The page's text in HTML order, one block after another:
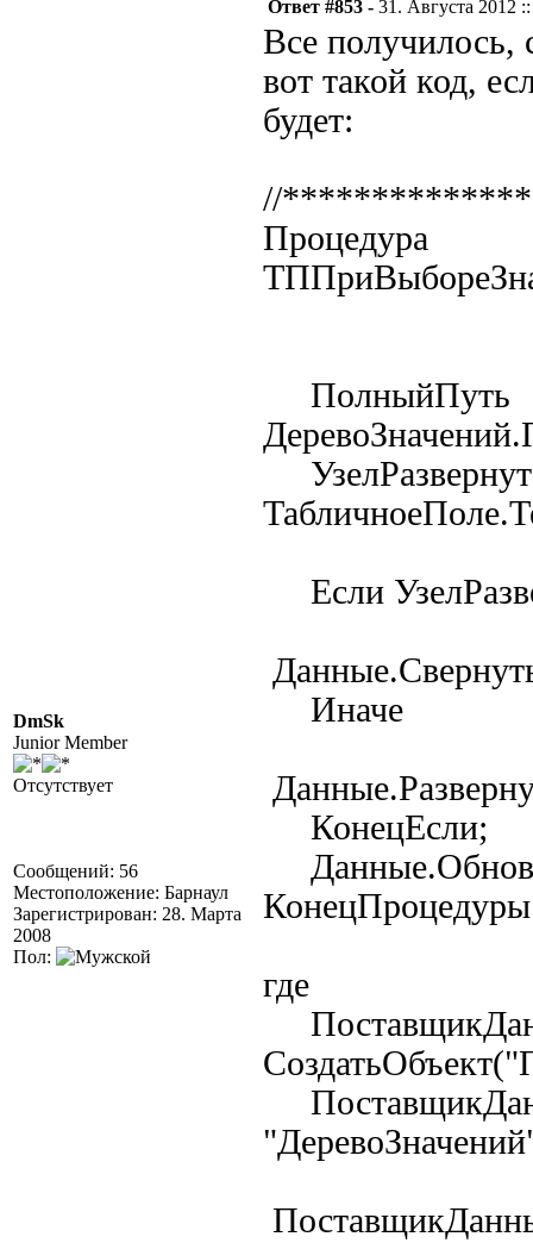
DmSk
Junior Member
Отсутствует
Сообщений: 56
Местоположение: Барнаул
Зарегистрирован: 28. Марта
2008
Пол:
Ответ #853 - 31. Августа 2012
Все получилось,
вот такой код,
будет:
//
Процедура
Если
Иначе
КонецПроцедуры
где